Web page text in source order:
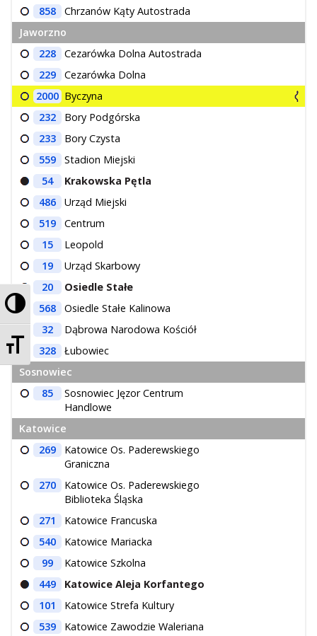
Przełącz wysoki kontrast
Zmień rozmiar czcionek
858
Chrzanów Kąty Autostrada
Jaworzno
228
Cezarówka Dolna Autostrada
229
Cezarówka Dolna
2000 Byczyna
232
Bory Podgórska
233
Bory Czysta
559
Stadion Miejski
54
Krakowska Pętla
486
Urząd Miejski
519
Centrum
15
Leopold
19
Urząd Skarbowy
20
Osiedle Stałe
568
Osiedle Stałe Kalinowa
32
Dąbrowa Narodowa Kościół
328
Łubowiec
Sosnowiec
85
Sosnowiec Jęzor Centrum
Handlowe
Katowice
269
Katowice Os. Paderewskiego
Graniczna
270
Katowice Os. Paderewskiego
Biblioteka Śląska
271
Katowice Francuska
540
Katowice Mariacka
99
Katowice Szkolna
449
Katowice Aleja Korfantego
101
Katowice Strefa Kultury
539
Katowice Zawodzie Waleriana